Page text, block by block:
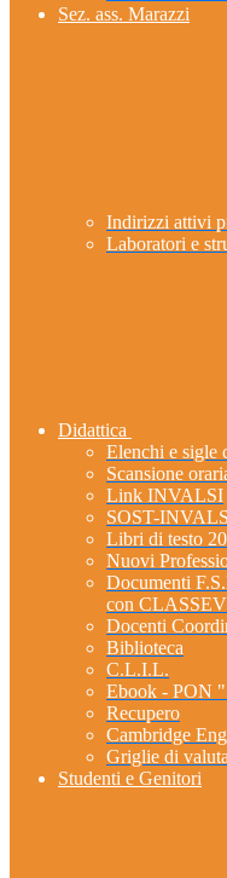
Sez. ass. Marazzi
Indirizzi attivi
Laboratori e
Didattica
Elenchi e sigle
Scansione
Link INVALSI
SOST-
Libri di testo
Nuovi
Documenti
con
Docenti
Biblioteca
C.L.I.L.
Ebook - PON
Recupero
Cambridge
Griglie di
Studenti e Genitori